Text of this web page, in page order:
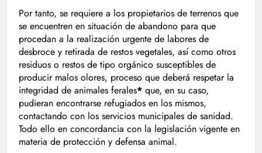
Por tanto, se requiere a los propietarios de terrenos que
se encuentren en situación de abandono para que
procedan a la realización urgente de labores de
desbroce y retirada de restos vegetales, así como otros
residuos o restos de tipo orgánico susceptibles de
producir malos olores, proceso que deberá respetar la
integridad de animales ferales* que, en su caso,
pudieran encontrarse refugiados en los mismos,
contactando con los servicios municipales de sanidad.
Todo ello en concordancia con la legislación vigente en
materia de protección y defensa animal.